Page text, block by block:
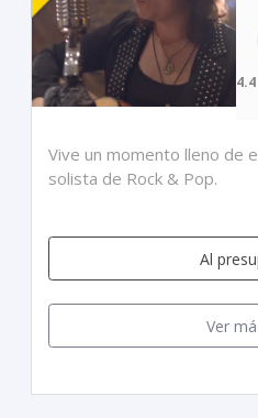
4.4
Vive un momento lleno de
solista de Rock & Pop.
Al
Ver